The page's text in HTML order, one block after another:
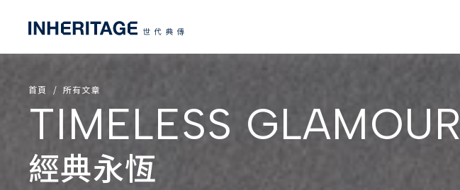
首頁 所有文章
TIMELESS GLAMOUR
經典永恆